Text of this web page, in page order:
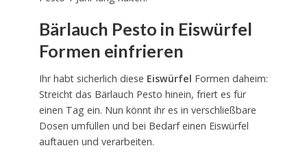
Bärlauch Pesto in Eiswürfel
Formen einfrieren
Ihr habt sicherlich diese Eiswürfel Formen daheim:
Streicht das Bärlauch Pesto hinein, friert es für
einen Tag ein. Nun könnt ihr es in verschließbare
Dosen umfüllen und bei Bedarf einen Eiswürfel
auftauen und verarbeiten.